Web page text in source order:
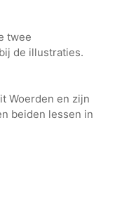
twee
de illustraties.
Woerden en zijn
beiden lessen in